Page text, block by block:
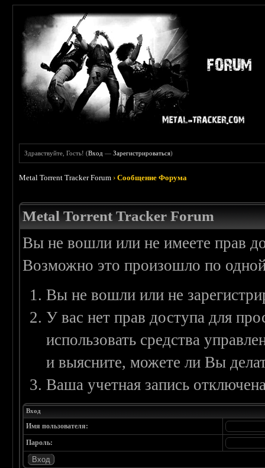
Здравствуйте, Гость! (Вход —Зарегистрироваться)
Metal Torrent Tracker Forum ›Сообщение Форума
Metal Torrent Tracker Forum
Вы не вошли или не имеете прав
Возможно это произошло по
Вы не вошли или не
У вас нет прав доступа для
использовать средства
и выясните, можете ли Вы
Ваша учетная запись
Вход
Имя пользователя:
Пароль: